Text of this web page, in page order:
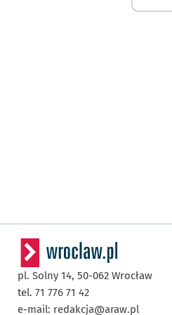
pl. Solny 14, 50-062 Wrocław
tel. 71 776 71 42
e-mail: redakcja@araw.pl